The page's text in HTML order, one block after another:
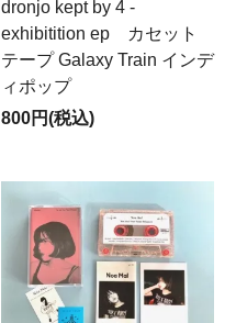
dronjo kept by 4 -
exhibitition ep カセット
テープ Galaxy Train インデ
ィポップ
800円(税込)